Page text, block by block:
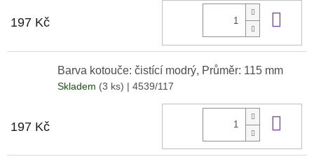
197 Kč
Barva kotouče: čistící modrý, Průměr: 115 mm
Skladem (3 ks) | 4539/117
197 Kč